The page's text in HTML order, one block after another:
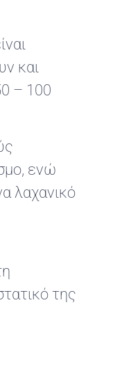
και
– 100
ενώ
λαχανικό
της